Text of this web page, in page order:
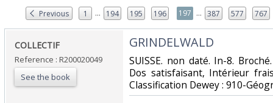
Previous 1 ... 194 195 196 197 ... 387 577 767
‎COLLECTIF‎
Reference : R200020049
See the book
‎GRINDELWALD‎
‎SUISSE. non daté. In-8.
Dos satisfaisant, Intérieur
Classification Dewey : 910-